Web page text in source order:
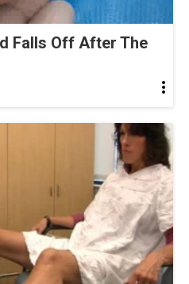
Falls Off After The